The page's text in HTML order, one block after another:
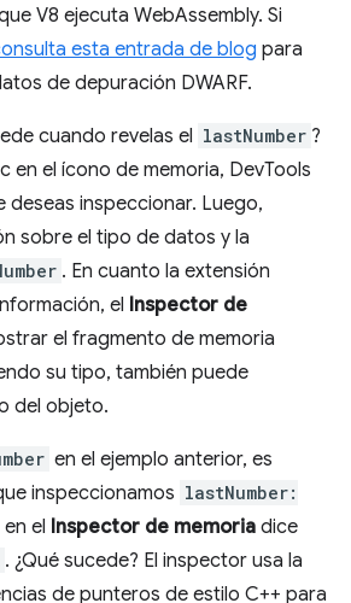
V8 ejecuta WebAssembly. Si
esta entrada de blog para
de depuración DWARF.
cuando revelas el lastNumber ?
en el ícono de memoria, DevTools
deseas inspeccionar. Luego,
sobre el tipo de datos y la
. En cuanto la extensión
el Inspector de
el fragmento de memoria
su tipo, también puede
del objeto.
en el ejemplo anterior, es
inspeccionamos lastNumber:
el Inspector de memoria dice
. ¿Qué sucede? El inspector usa la
de punteros de estilo C++ para